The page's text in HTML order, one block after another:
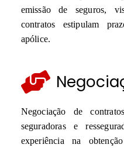
emissão de seguros,
contratos estipulam
apólice.
Negociação de
seguradoras e
experiência na